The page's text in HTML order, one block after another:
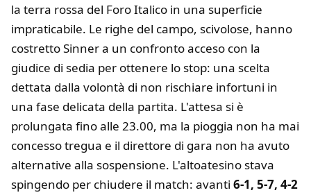
la terra rossa del Foro Italico in una superficie
impraticabile. Le righe del campo, scivolose, hanno
costretto Sinner a un confronto acceso con la
giudice di sedia per ottenere lo stop: una scelta
dettata dalla volontà di non rischiare infortuni in
una fase delicata della partita. L'attesa si è
prolungata fino alle 23.00, ma la pioggia non ha mai
concesso tregua e il direttore di gara non ha avuto
alternative alla sospensione. L'altoatesino stava
spingendo per chiudere il match: avanti 6-1, 5-7, 4-2